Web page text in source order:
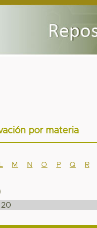
por materia
M N O P Q R